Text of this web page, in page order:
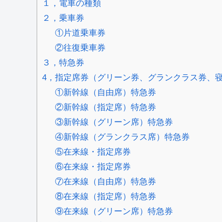
１，電車の種類
２，乗車券
①片道乗車券
②往復乗車券
３，特急券
4，指定席券（グリーン券、グランクラス券、
①新幹線（自由席）特急券
②新幹線（指定席）特急券
③新幹線（グリーン席）特急券
④新幹線（グランクラス席）特急券
⑤在来線・指定席券
⑥在来線・指定席券
⑦在来線（自由席）特急券
⑧在来線（指定席）特急券
⑨在来線（グリーン席）特急券